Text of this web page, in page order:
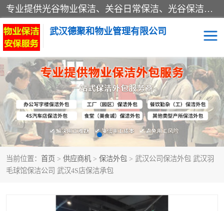
专业提供光谷物业保洁、关谷日常保洁、光谷保洁外包及武汉其他城区的单位日常保洁 武汉德聚和物业管理有限公司致力于打造中国专业物业保洁服务、日常保洁及其他保洁清洗外包服务。自公司成立以来提倡以先进的物业管理理念和模式经营，谋篇布局，以“至诚服务、精益求精、规范管理、锐意拓新”为质量方针，强化内部管理，为业主提供专业化、标准化和精细化的全方位物业服务，管理服务水平得到了广大业主和业内人士的一致好评。
武汉德聚和物业管理有限公司
当前位置： 首页 > 供应商机 > 保洁外包 > 武汉公司保洁外包 武汉羽
毛球馆保洁公司 武汉4S店保洁承包
保洁外包